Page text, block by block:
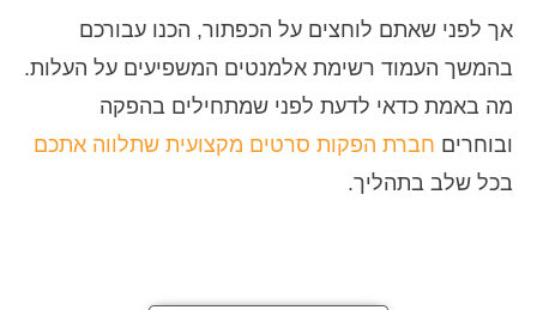
אך לפני שאתם לוחצים על הכפתור, הכנו עבורכם
בהמשך העמוד רשימת אלמנטים המשפיעים על העלות.
מה באמת כדאי לדעת לפני שמתחילים בהפקה
ובוחרים חברת הפקות סרטים מקצועית שתלווה אתכם
בכל שלב בתהליך.